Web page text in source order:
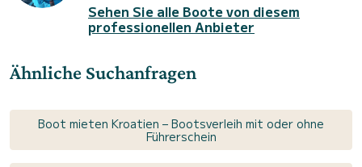
Sehen Sie alle Boote von diesem
professionellen Anbieter
Ähnliche Suchanfragen
Boot mieten Kroatien – Bootsverleih mit oder ohne
Führerschein